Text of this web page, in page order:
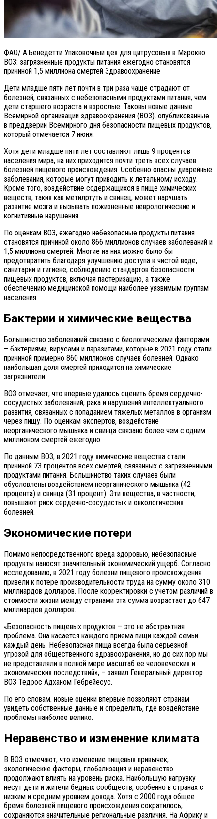
ФАО/ А.Бенедетти Упаковочный цех для цитрусовых в Марокко.
ВОЗ: загрязненные продукты питания ежегодно становятся
причиной 1,5 миллиона смертей Здравоохранение
Дети младше пяти лет почти в три раза чаще страдают от
болезней, связанных с небезопасными продуктами питания, чем
дети старшего возраста и взрослые. Таковы новые данные
Всемирной организации здравоохранения (ВОЗ), опубликованные
в преддверии Всемирного дня безопасности пищевых продуктов,
который отмечается 7 июня.
Хотя дети младше пяти лет составляют лишь 9 процентов
населения мира, на них приходится почти треть всех случаев
болезней пищевого происхождения. Особенно опасны диарейные
заболевания, которые могут приводить к летальному исходу.
Кроме того, воздействие содержащихся в пище химических
веществ, таких как метилртуть и свинец, может нарушать
развитие мозга и вызывать пожизненные неврологические и
когнитивные нарушения.
По оценкам ВОЗ, ежегодно небезопасные продукты питания
становятся причиной около 866 миллионов случаев заболеваний и
1,5 миллиона смертей. Многие из них можно было бы
предотвратить благодаря улучшению доступа к чистой воде,
санитарии и гигиене, соблюдению стандартов безопасности
пищевых продуктов, включая пастеризацию, а также
обеспечению медицинской помощи наиболее уязвимым группам
населения.
Бактерии и химические вещества
Большинство заболеваний связано с биологическими факторами
– бактериями, вирусами и паразитами, которые в 2021 году стали
причиной примерно 860 миллионов случаев болезней. Однако
наибольшая доля смертей приходится на химические
загрязнители.
ВОЗ отмечает, что впервые удалось оценить бремя сердечно-
сосудистых заболеваний, рака и нарушений интеллектуального
развития, связанных с попаданием тяжелых металлов в организм
через пищу. По оценкам экспертов, воздействие
неорганического мышьяка и свинца связано более чем с одним
миллионом смертей ежегодно.
По данным ВОЗ, в 2021 году химические вещества стали
причиной 73 процентов всех смертей, связанных с загрязненными
продуктами питания. Большинство таких случаев были
обусловлены воздействием неорганического мышьяка (42
процента) и свинца (31 процент). Эти вещества, в частности,
повышают риск сердечно-сосудистых и онкологических
болезней.
Экономические потери
Помимо непосредственного вреда здоровью, небезопасные
продукты наносят значительный экономический ущерб. Согласно
исследованию, в 2021 году болезни пищевого происхождения
привели к потере производительности труда на сумму около 310
миллиардов долларов. После корректировки с учетом различий в
стоимости жизни между странами эта сумма возрастает до 647
миллиардов долларов.
«Безопасность пищевых продуктов – это не абстрактная
проблема. Она касается каждого приема пищи каждой семьи
каждый день. Небезопасная пища всегда была серьезной
угрозой для общественного здравоохранения, но до сих пор мы
не представляли в полной мере масштаб ее человеческих и
экономических последствий», – заявил Генеральный директор
ВОЗ Тедрос Адханом Гебрейесус.
По его словам, новые оценки впервые позволяют странам
увидеть собственные данные и определить, где воздействие
проблемы наиболее велико.
Неравенство и изменение климата
В ВОЗ отмечают, что изменение пищевых привычек,
экологические факторы, глобализация и неравенство
продолжают влиять на уровень риска. Наибольшую нагрузку
несут дети и жители бедных сообществ, особенно в странах с
низким и средним уровнем дохода. Хотя с 2000 года общее
бремя болезней пищевого происхождения сократилось,
сохраняются значительные региональные различия. На Африку и